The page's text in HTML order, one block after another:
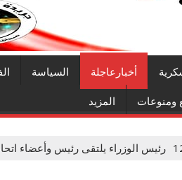
أخبارعاجلة السياسة
ومنوعات المزيد
رئيس الوزراء يلتقى رئيس وأعضاء